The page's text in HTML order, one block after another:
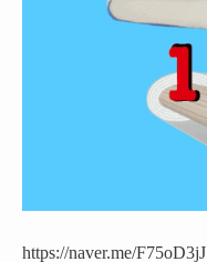
https://naver.me/F75oD3jJ